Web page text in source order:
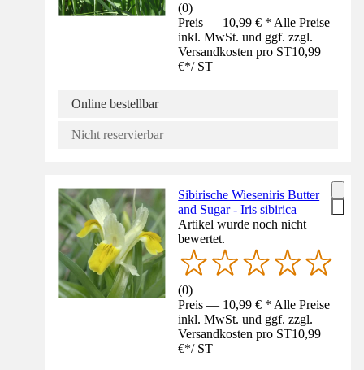
(0)
Preis — 10,99 € * Alle Preise
inkl. MwSt. und ggf. zzgl.
Versandkosten pro ST10,99
€*/ ST
Online bestellbar
Nicht reservierbar
Sibirische Wieseniris Butter
and Sugar - Iris sibirica
Artikel wurde noch nicht
bewertet.
(0)
Preis — 10,99 € * Alle Preise
inkl. MwSt. und ggf. zzgl.
Versandkosten pro ST10,99
€*/ ST